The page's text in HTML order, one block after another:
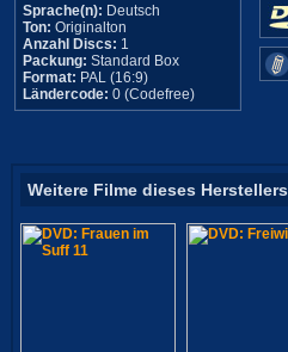
Sprache(n): Deutsch
Ton: Originalton
Anzahl Discs: 1
Packung: Standard Box
Format: PAL (16:9)
Ländercode: 0 (Codefree)
Weitere Filme dieses Herstellers